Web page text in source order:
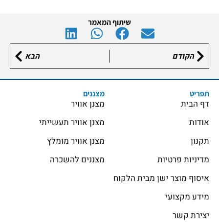
שיתוף המאמר
הקודם הבא
תפריט
דף הבית
אודות
תקנון
מדיניות פרטיות
איסוף מוצר ישן מבית הלקוח
מידע מקצועי
יצירת קשר
מצננים
מצנן אוויר
מצנן אוויר תעשייתי
מצנן אוויר מומלץ
מצננים להשכרה